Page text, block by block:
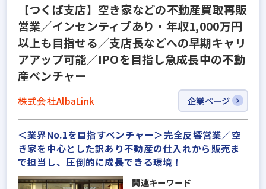
【つくば支店】空き家などの不動産買取再販
営業／インセンティブあり・年収1,000万円
以上も目指せる／支店長などへの早期キャリ
アアップ可能／IPOを目指し急成長中の不動
産ベンチャー
株式会社AlbaLink 企業ページ
＜業界No.1を目指すベンチャー＞完全反響営業／空
き家を中心とした訳あり不動産の仕入れから販売ま
で担当し、圧倒的に成長できる環境！
関連キーワード